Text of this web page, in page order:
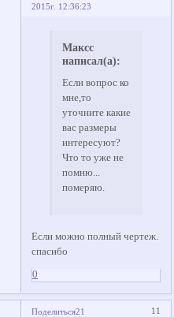
2015г. 12:36:23
Максс
написал(а):
Если вопрос ко
мне,то
уточните какие
вас размеры
интересуют?
Что то уже не
помню...
померяю.
Если можно полный чертеж.
спасибо
0
Поделиться 11
21